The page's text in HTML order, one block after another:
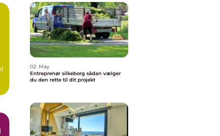
02. May
Entreprenør silkeborg sådan vælger
du den rette til dit projekt